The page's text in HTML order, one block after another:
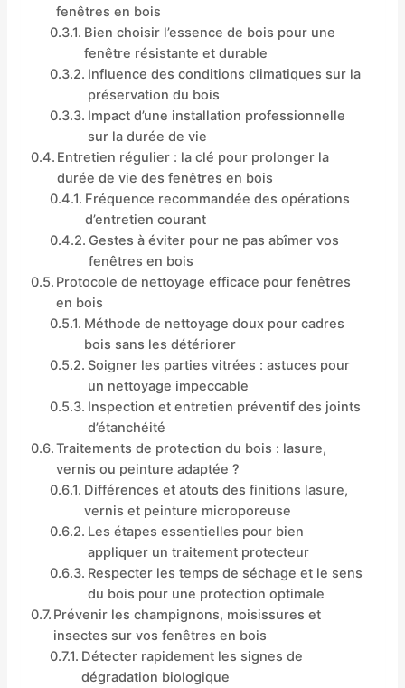
fenêtres en bois
Bien choisir l’essence de bois pour une
fenêtre résistante et durable
Influence des conditions climatiques sur la
préservation du bois
Impact d’une installation professionnelle
sur la durée de vie
Entretien régulier : la clé pour prolonger la
durée de vie des fenêtres en bois
Fréquence recommandée des opérations
d’entretien courant
Gestes à éviter pour ne pas abîmer vos
fenêtres en bois
Protocole de nettoyage efficace pour fenêtres
en bois
Méthode de nettoyage doux pour cadres
bois sans les détériorer
Soigner les parties vitrées : astuces pour
un nettoyage impeccable
Inspection et entretien préventif des joints
d’étanchéité
Traitements de protection du bois : lasure,
vernis ou peinture adaptée ?
Différences et atouts des finitions lasure,
vernis et peinture microporeuse
Les étapes essentielles pour bien
appliquer un traitement protecteur
Respecter les temps de séchage et le sens
du bois pour une protection optimale
Prévenir les champignons, moisissures et
insectes sur vos fenêtres en bois
Détecter rapidement les signes de
dégradation biologique